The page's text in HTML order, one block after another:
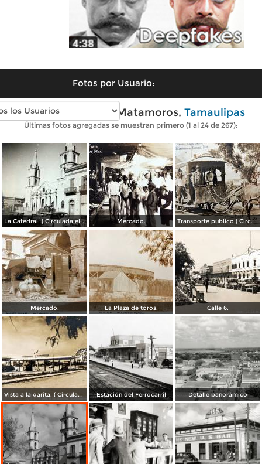
Fotos por Usuario:
Fotos antiguas de Matamoros, Tamaulipas
Últimas fotos agregadas se muestran primero (1 al 24 de 267):
La Catedral. ( Circulada el 6 de Noviembre de 1944 ). Mercado. Transporte publico ( Circulada el 20 de Febrero de 1921 ).
Mercado. La Plaza de toros. Calle 6.
Vista a la garita. ( Circulada el 9 de Julio de 1956 ). Estación del Ferrocarril Detalle panorámico